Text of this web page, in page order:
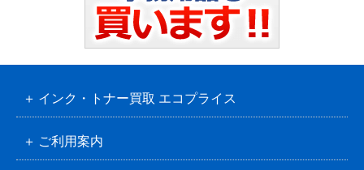
インク・トナー買取 エコプライス
ご利用案内